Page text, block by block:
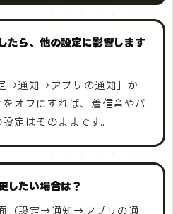
たら、他の設定に影響します
→通知→アプリの通知」か
オフにすれば、着信音やバ
定はそのままです。
したい場合は？
（設定→通知→アプリの通